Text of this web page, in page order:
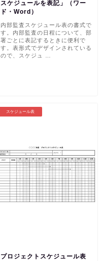
スケジュールを表記」（ワー
ド・Word）
内部監査スケジュール表の書式で
す。内部監査の日程について、部
署ごとに表記するときに便利で
す。表形式でデザインされている
ので、スケジュ …
スケジュール表
プロジェクトスケジュール表